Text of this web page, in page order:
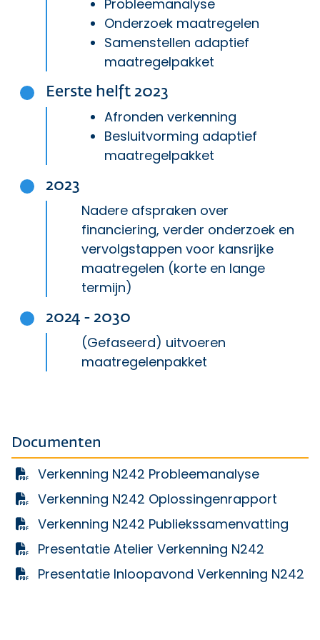
Probleemanalyse
Onderzoek maatregelen
Samenstellen adaptief
maatregelpakket
Eerste helft 2023
Afronden verkenning
Besluitvorming adaptief
maatregelpakket
2023
Nadere afspraken over
financiering, verder onderzoek en
vervolgstappen voor kansrijke
maatregelen (korte en lange
termijn)
2024 - 2030
(Gefaseerd) uitvoeren
maatregelenpakket
Documenten
Verkenning N242 Probleemanalyse
Verkenning N242 Oplossingenrapport
Verkenning N242 Publiekssamenvatting
Presentatie Atelier Verkenning N242
Presentatie Inloopavond Verkenning N242